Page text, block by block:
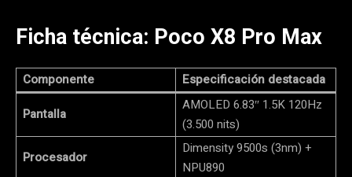
Ficha técnica: Poco X8 Pro Max
Componente
Especificación destacada
Pantalla
AMOLED 6.83″ 1.5K 120Hz
(3.500 nits)
Procesador
Dimensity 9500s (3nm) +
NPU890